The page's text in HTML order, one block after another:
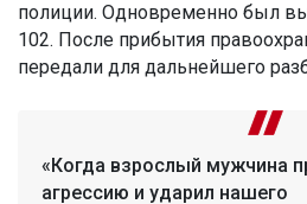
полиции. Одновременно был
102. После прибытия
передали для дальнейшего
«Когда взрослый мужчина
агрессию и ударил нашего